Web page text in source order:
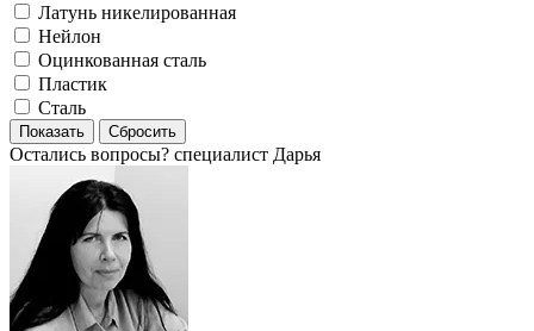
Латунь никелированная
Нейлон
Оцинкованная сталь
Пластик
Сталь
Остались вопросы? специалист Дарья